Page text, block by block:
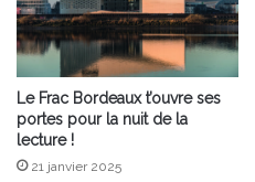
Le Frac Bordeaux t’ouvre ses
portes pour la nuit de la
lecture !
21 janvier 2025